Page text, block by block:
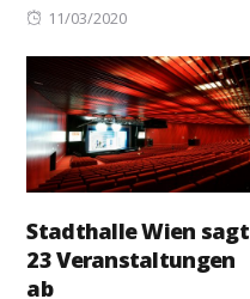
Posted
11/03/2020
Stadthalle Wien sagt
23 Veranstaltungen
ab